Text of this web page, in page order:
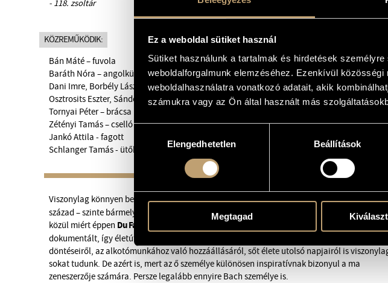
Ez a weboldal sütiket használ
Sütiket használunk a tartalmak és hirdetések
weboldalforgalmunk elemzéséhez. Ezenkívül
weboldalhasználatra vonatkozó adatait, akik
számukra vagy az Ön által használt más
kiválasztásaElengedhetetlen Beállítások
Megtagad
- 118. zsoltár
KÖZREMŰKÖDIK:
Bán Máté – fuvola
Baráth Nóra – angolkürt
Dani Imre, Borbély László - zongora
Osztrosits Eszter, Sándor László, Tornyai Péter, Varga Oskar – hegedű
Tornyai Péter – brácsa
Zétényi Tamás – cselló
Jankó Attila - fagott
Schlanger Tamás - ütőhangszerek
Viszonylag könnyen belátható, hogyBachélet(műv)e és akéső-középkor – leginkább a 15.
század – szinte bármely szerzője
özött párhuzam vonható. Hogy e sok szóba jöhető szerző
közül miért éppen Du Fay
-ra esett a választás... Talán azért, mert Du Fay élete viszonylag jól
dokumentált, így életútjának fontosabb mérföldköveiről, legjelentősebb zeneszerzői
döntéseiről, az alkotómunkához való hozzáállásáról, sőt élete utolsó napjairól is
sokat tudunk. De azért is, mert az ő személye különösen inspiratívnak bizonyul a ma
zeneszerzője számára. Persze legalább ennyire Bach személye is.